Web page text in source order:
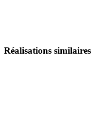
Réalisations similaires